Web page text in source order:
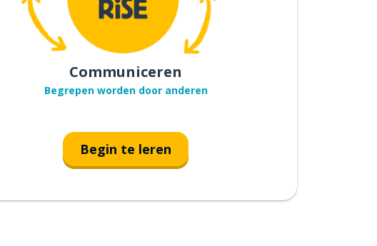
Communiceren
Begrepen worden door anderen
Begin te leren